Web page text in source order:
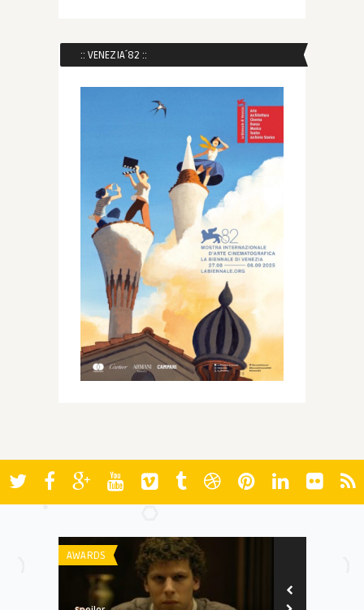
:: VENEZIA´82 ::
AWARDS